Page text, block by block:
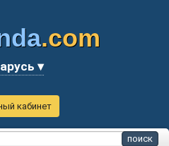
.com
▾
кабинет